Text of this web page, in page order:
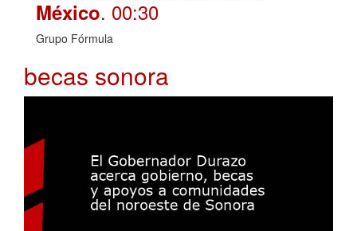
México. 00:30
Grupo Fórmula
becas sonora